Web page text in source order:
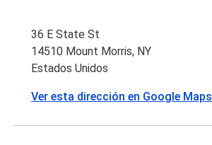
36 E State St
14510 Mount Morris, NY
Estados Unidos
Ver esta dirección en Google Maps